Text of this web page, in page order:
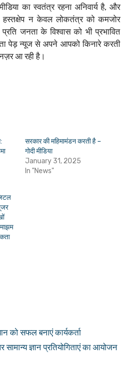
का स्वतंत्र रहना अनिवार्य है, और
हस्तक्षेप न केवल लोकतंत्र को कमजोर
जनता के विश्वास को भी प्रभावित
पेड़ न्यूज से अपने आपको किनारे करती
आ रही है।
सरकार की महिमामंडन करती है –
गोदी मीडिया
January 31, 2025
In "News"
को सफल बनाएं कार्यकर्ता
सामान्य ज्ञान प्रतियोगिताएं का आयोजन